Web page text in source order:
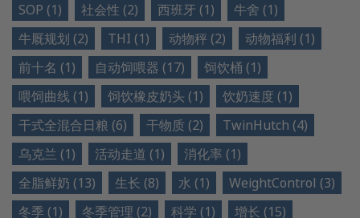
SOP (1)
社会性 (2) 西班牙 (1)
牛舍 (1)
牛厩规划 (2)
THI (1) 动物秤 (2)
动物福利 (1)
前十名 (1)
自动饲喂器 (17)
饲饮桶 (1)
喂饲曲线 (1)
饲饮橡皮奶头 (1)
饮奶速度 (1)
干式全混合日粮 (6)
干物质 (2)
TwinHutch (4)
乌克兰 (1)
活动走道 (1)
消化率 (1)
全脂鲜奶 (13)
生长 (8) 水 (1)
WeightControl (3)
冬季 (1)
冬季管理 (2) 科学 (1) 增长 (15)